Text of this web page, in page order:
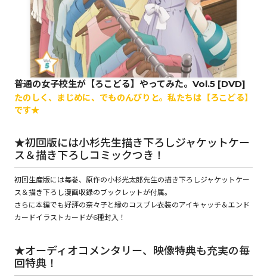
ロサージュノベルス
コミックガルド
リキューレ
普通の女子校生が【ろこどる】やってみた。Vol.5 [DVD]
たのしく、まじめに、でものんびりと。私たちは【ろこどる】
です★
★初回版には小杉先生描き下ろしジャケットケー
ス＆描き下ろしコミックつき！
初回生産版には毎巻、原作の小杉光太郎先生の描き下ろしジャケットケー
ス＆描き下ろし漫画収録のブックレットが付属。
さらに本編でも好評の奈々子と縁のコスプレ衣装のアイキャッチ＆エンド
カードイラストカードが6種封入！
★オーディオコメンタリー、映像特典も充実の毎
回特典！